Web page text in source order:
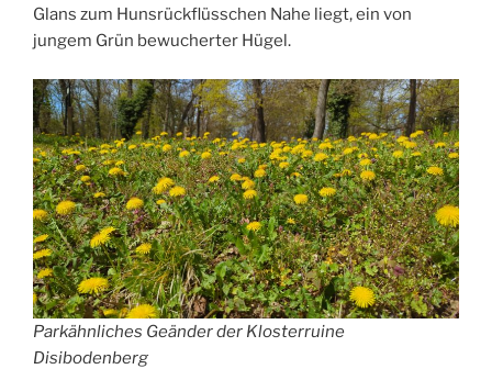
Glans zum Hunsrückflüsschen Nahe liegt, ein von
jungem Grün bewucherter Hügel.
Parkähnliches Geänder der Klosterruine
Disibodenberg